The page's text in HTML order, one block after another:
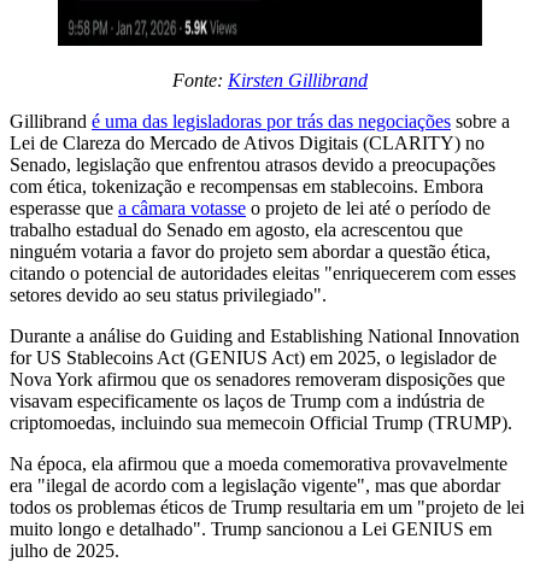
Fonte: Kirsten Gillibrand
Gillibrand é uma das legisladoras por trás das negociações sobre a
Lei de Clareza do Mercado de Ativos Digitais (CLARITY) no
Senado, legislação que enfrentou atrasos devido a preocupações
com ética, tokenização e recompensas em stablecoins. Embora
esperasse que a câmara votasse o projeto de lei até o período de
trabalho estadual do Senado em agosto, ela acrescentou que
ninguém votaria a favor do projeto sem abordar a questão ética,
citando o potencial de autoridades eleitas "enriquecerem com esses
setores devido ao seu status privilegiado".
Durante a análise do Guiding and Establishing National Innovation
for US Stablecoins Act (GENIUS Act) em 2025, o legislador de
Nova York afirmou que os senadores removeram disposições que
visavam especificamente os laços de Trump com a indústria de
criptomoedas, incluindo sua memecoin Official Trump (TRUMP).
Na época, ela afirmou que a moeda comemorativa provavelmente
era "ilegal de acordo com a legislação vigente", mas que abordar
todos os problemas éticos de Trump resultaria em um "projeto de lei
muito longo e detalhado". Trump sancionou a Lei GENIUS em
julho de 2025.